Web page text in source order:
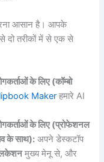
आसान है। आपके
दो तरीकों में से एक से
के लिए (कॉम्बो
Maker हमारे AI
के लिए (प्रोफेशनल
के साथ): अपने डेस्कटॉप
मुख्य मेनू से, और